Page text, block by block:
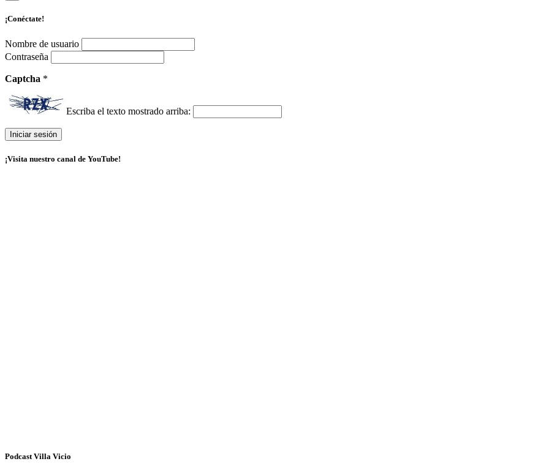
¡Conéctate!
Nombre de usuario
Contraseña
Captcha *
Escriba el texto mostrado arriba:
¡Visita nuestro canal de YouTube!
Podcast Villa Vicio